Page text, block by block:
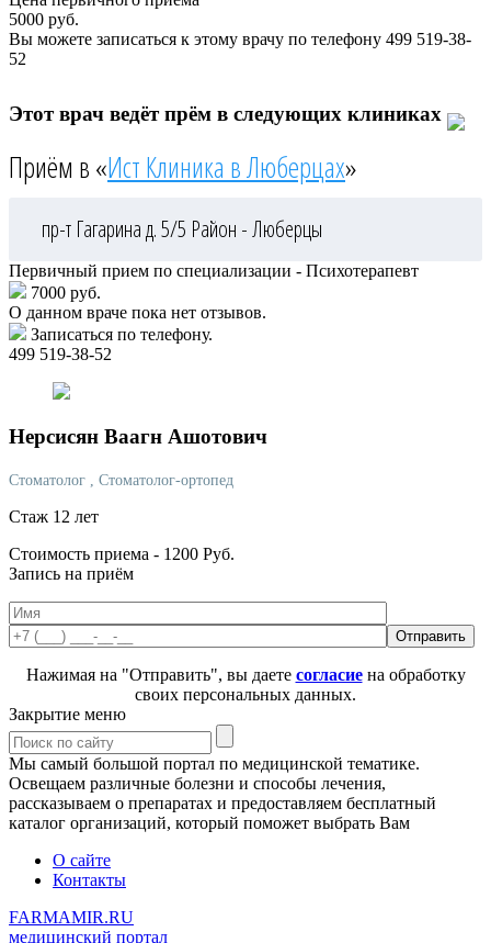
5000 руб.
Вы можете записаться к этому врачу по телефону 499 519-38-
52
Этот врач ведёт прём в следующих клиниках
Приём в «Ист Клиника в Люберцах»
пр-т Гагарина д. 5/5 Район - Люберцы
Первичный прием по специализации - Психотерапевт
7000 руб.
О данном враче пока нет отзывов.
Записаться по телефону.
499 519-38-52
Нерсисян Ваагн Ашотович
Стоматолог , Стоматолог-ортопед
Стаж 12 лет
Стоимость приема - 1200 Руб.
Запись на приём
Нажимая на "Отправить", вы даете согласиена обработку
своих персональных данных.
Закрытие меню
Мы самый большой портал по медицинской тематике.
Освещаем различные болезни и способы лечения,
рассказываем о препаратах и предоставляем бесплатный
каталог организаций, который поможет выбрать Вам
О сайте
Контакты
FARMAMIR.RU
медицинский портал